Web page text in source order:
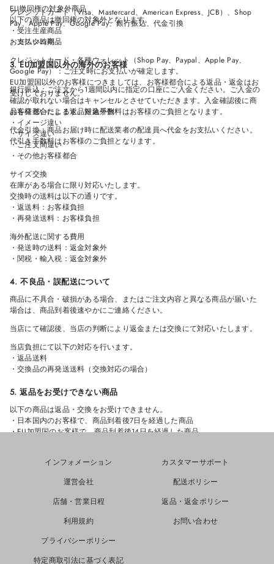
クレジットカード（Visa、Mastercard、American Express、JCB）、Shop
Pay、Apple Pay、Google Pay、銀行振込、代金引換
お支払い時期：
クレジットカード・各種ウォレット（Shop Pay、Paypal、Apple Pay、
Google Pay）：ご注文時にお支払いが確定します。
銀行振込：ご注文から1週間以内に指定の口座にご入金ください。ご入金の
確認が取れない場合はキャンセルとさせていただきます。入金確認後に商
品を発送いたします。振込手数料はお客様のご負担となります。
代金引換：商品お届け時に配送業者の配達員へ代金をお支払いください。
代引き手数料はお客様のご負担となります。
EU撤回権の対象外商品
以下の商品は撤回権の対象外となります。
・受注生産商品
・カスタム商品
3. EU加盟国以外の海外のお客様
EU加盟国以外のお客様につきましては、お客様都合による返品・返金はお
受けしておりません。
お客様都合による返品対象外例
・イメージ違い
・サイズ違い
・ご注文間違い
・その他お客様都合
サイズ交換
在庫がある場合に限り対応いたします。
交換時の送料は以下の通りです。
・返送料：お客様負担
・再発送送料：お客様負担
海外配送に関する費用
・発送時の送料：返金対象外
・関税・輸入税：返金対象外
4. 不良品・誤配送について
商品に不具合・破損がある場合、またはご注文内容と異なる商品が届いた
場合は、商品到着後速やかにご連絡ください。
当店にて確認後、当店の判断により返金または交換にて対応いたします。
当店負担にて以下の対応を行います。
・返品送料
・交換品の再発送送料（交換対応の場合）
5. 返品をお受けできない商品
以下の商品は返品・交換をお受けできません。
・日本国内のお客様で、商品到着後7日を経過した商品
・EU加盟国のお客様で、商品到着後14日を経過した商品
・汚れ・傷・臭い等が付着した商品
・受注生産商品
・カスタム商品
6. 返金について
返品商品到着後、検品を行ったうえで返金可否をご案内いたします。
返金いたします。＊クレジットカード会社や決済サービスにより反映まで
インフォメーション
運営会社
店舗・営業日程
利用規約
プライバシーポリシー
特定商取引法に基づく表記
カスタマーサポート
配送ポリシー
返品・返金ポリシー
お問い合わせ